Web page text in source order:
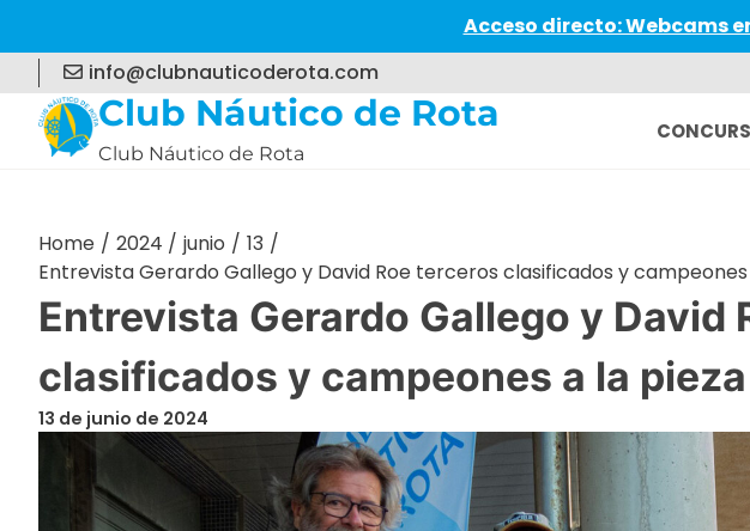
Acceso directo: Webcams
to
content
info@clubnauticoderota.com
Club Náutico de Rota
Club Náutico de Rota
Home 2024 junio
13
Entrevista Gerardo Gallego y David Roe terceros clasificados y
Entrevista Gerardo Gallego y David
clasificados y campeones a la
13 de junio de 2024